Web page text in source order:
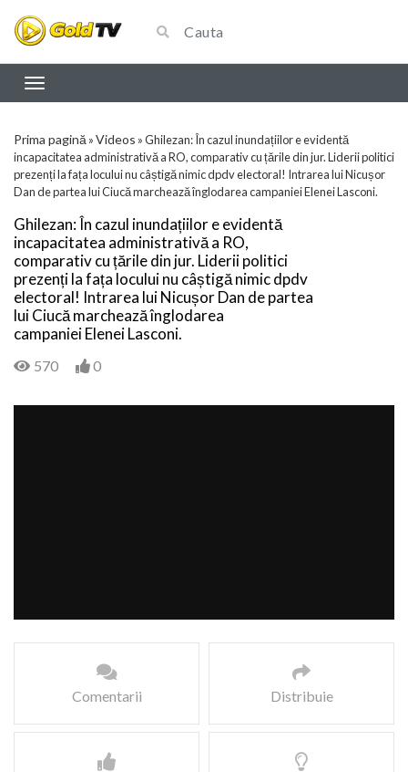
Prima pagină »Videos »Ghilezan: În cazul inundațiilor e evidentă
incapacitatea administrativă a RO, comparativ cu țările din jur. Liderii politici
prezenți la fața locului nu câștigă nimic dpdv electoral! Intrarea lui Nicușor
Dan de partea lui Ciucă marchează înglodarea campaniei Elenei Lasconi.
Ghilezan: În cazul inundațiilor e evidentă
incapacitatea administrativă a RO,
comparativ cu țările din jur. Liderii politici
prezenți la fața locului nu câștigă nimic dpdv
electoral! Intrarea lui Nicușor Dan de partea
lui Ciucă marchează înglodarea
campaniei Elenei Lasconi.
570 0
Comentarii Distribuie